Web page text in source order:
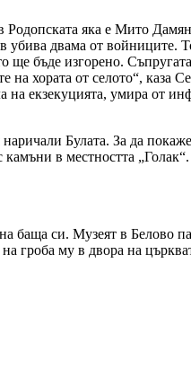
яка е Мито
двама от войниците.
ще бъде изгорено.
на хората от селото“, каза
екзекуцията, умира от
Булата. За да
в местността
баща си. Музеят в Белово
гроба му в двора на